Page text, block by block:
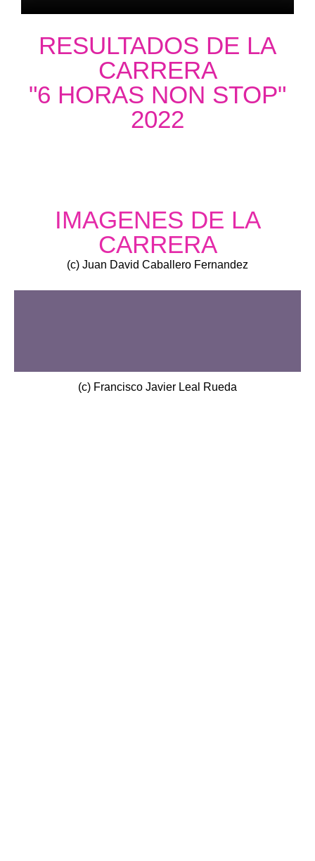
RESULTADOS DE LA
CARRERA
"6 HORAS NON STOP"
2022
IMAGENES DE LA
CARRERA
(c) Juan David Caballero Fernandez
(c) Francisco Javier Leal Rueda